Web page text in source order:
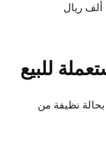
سعر سيارة هيونداي النترا المعروضة للبيع 25 ألف ريال
نظيفة من